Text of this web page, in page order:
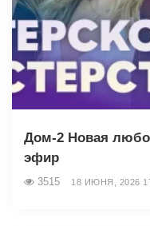
Дом-2 Новая
эфир
3515 18 ИЮНЯ, 2026